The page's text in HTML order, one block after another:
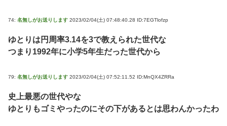
74: 名無しがお送りします 2023/02/04(土) 07:48:40.28 ID:7EGTlofzp
ゆとりは円周率3.14を3で教えられた世代な
つまり1992年に小学5年生だった世代から
79: 名無しがお送りします 2023/02/04(土) 07:52:11.52 ID:MnQX4ZRRa
史上最悪の世代やな
ゆとりもゴミやったのにその下があるとは思わんかったわ